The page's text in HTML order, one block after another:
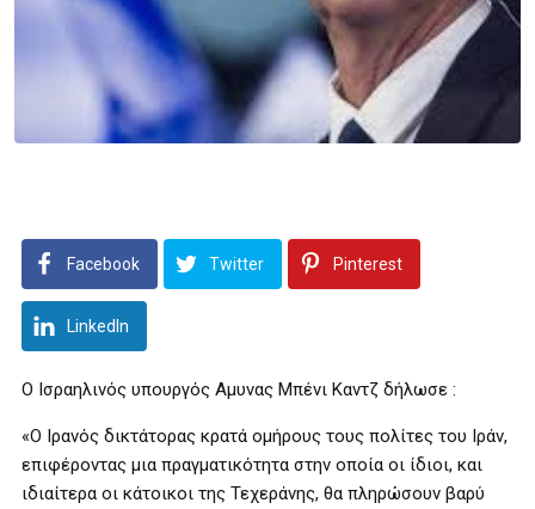
Facebook Twitter Pinterest
LinkedIn
Ο Ισραηλινός υπουργός Αμυνας Μπένι Καντζ δήλωσε :
«Ο Ιρανός δικτάτορας κρατά ομήρους τους πολίτες του Ιράν,
επιφέροντας μια πραγματικότητα στην οποία οι ίδιοι, και
ιδιαίτερα οι κάτοικοι της Τεχεράνης, θα πληρώσουν βαρύ